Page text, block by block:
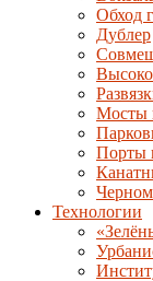
Обход
Дублер
Мосты
Порты
Технологии